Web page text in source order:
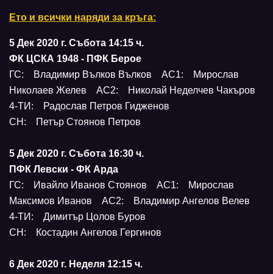
Ето и всички наряди за кръга:
5 Дек 2020 г. Събота 14:15 ч.
ФК ЦСКА 1948 - ПФК Берое
ГС: Владимир Вълков Вълков АС1: Мирослав
Николаев Желев АС2: Николай Неделчев Чакъров
4-ТИ: Радослав Петров Гидженов
СН: Петър Стоянов Петров
5 Дек 2020 г. Събота 16:30 ч.
ПФК Левски - ФК Арда
ГС: Ивайло Иванов Стоянов АС1: Мирослав
Максимов Иванов АС2: Владимир Ангелов Велев
4-ТИ: Димитър Цолов Буров
СН: Костадин Ангелов Гергинов
6 Дек 2020 г. Неделя 12:15 ч.